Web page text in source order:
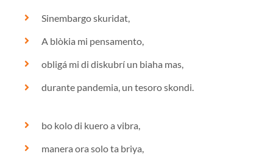
Sinembargo skuridat,
A blòkia mi pensamento,
obligá mi di diskubrí un biaha mas,
durante pandemia, un tesoro skondi.
bo kolo di kuero a vibra,
manera ora solo ta briya,